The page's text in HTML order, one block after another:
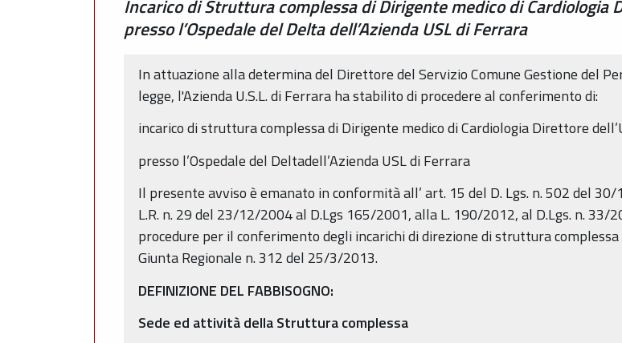
Incarico di Struttura complessa di Dirigente medico di Cardiologia
presso l’Ospedale del Delta dell’Azienda USL di Ferrara
In attuazione alla determina del Direttore del Servizio Comune Gestione del
legge, l'Azienda U.S.L. di Ferrara ha stabilito di procedere al conferimento di:
incarico di struttura complessa di Dirigente medico di Cardiologia Direttore
presso l’Ospedale del Deltadell’Azienda USL di Ferrara
Il presente avviso è emanato in conformità all’ art. 15 del D. Lgs. n. 502 del
L.R. n. 29 del 23/12/2004 al D.Lgs 165/2001, alla L. 190/2012, al D.Lgs. n.
procedure per il conferimento degli incarichi di direzione di struttura
Giunta Regionale n. 312 del 25/3/2013.
DEFINIZIONE DEL FABBISOGNO:
Sede ed attività della Struttura complessa